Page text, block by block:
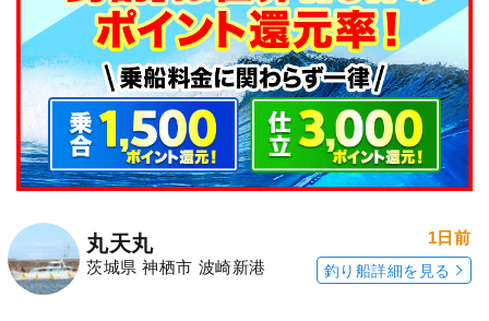
丸天丸
茨城県 神栖市 波崎新港
1日前
釣り船詳細を見る